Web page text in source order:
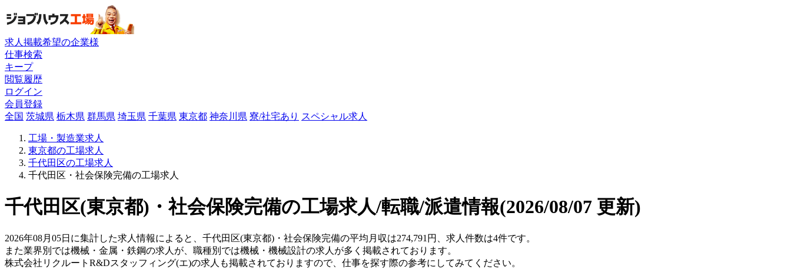
求人掲載希望の企業様
仕事検索
キープ
閲覧履歴
ログイン
会員登録
全国 茨城県 栃木県 群馬県 埼玉県 千葉県 東京都 神奈川県 寮/社宅あり スペシャル求人
工場・製造業求人
東京都の工場求人
千代田区の工場求人
千代田区・社会保険完備の工場求人
千代田区(東京都)・社会保険完備の工場求人/転職/派遣情報(2026/08/07 更新)
2026年08月05日に集計した求人情報によると、千代田区(東京都)・社会保険完備の平均月収は274,791円、求人件数は4件です。
また業界別では機械・金属・鉄鋼の求人が、職種別では機械・機械設計の求人が多く掲載されております。
株式会社リクルートR&Dスタッフィング(エ)の求人も掲載されておりますので、仕事を探す際の参考にしてみてください。